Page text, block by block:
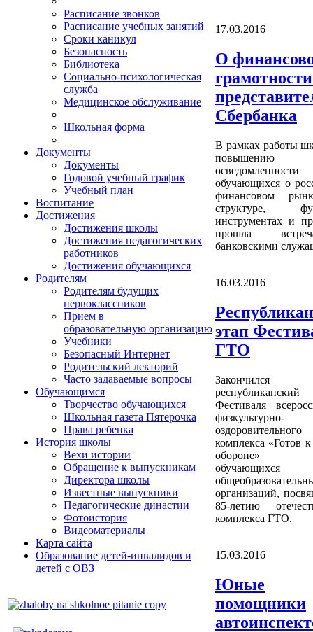
Расписание звонков
Расписание учебных занятий
Сроки каникул
Безопасность
Библиотека
Социально-психологическая
служба
Медицинское обслуживание
Школьная форма
Документы
Документы
Годовой учебный график
Учебный план
Воспитание
Достижения
Достижения школы
Достижения педагогических
работников
Достижения обучающихся
Родителям
Родителям будущих
первоклассников
Прием в
образовательную организацию
Учебники
Безопасный Интернет
Родительский лекторий
Часто задаваемые вопросы
Обучающимся
Творчество обучающихся
Школьная газета Пятерочка
Права ребенка
История школы
Вехи истории
Обращение к выпускникам
Директора школы
Известные выпускники
Педагогические династии
Фотоистория
Видеоматериалы
Карта сайта
Образование детей-инвалидов и
детей с ОВЗ
17.03.2016
О
Сбербанка
В рамках работы
повышению
осведомленности
обучающихся о
финансовом
структуре,
инструментах и
прошла
банковскими
16.03.2016
этап
ГТО
Закончился
Фестиваля
физкультурно-
оздоровительного
комплекса «Готов
обороне»
обучающихся
организаций,
85-летию
комплекса ГТО.
15.03.2016
Юные
помощники